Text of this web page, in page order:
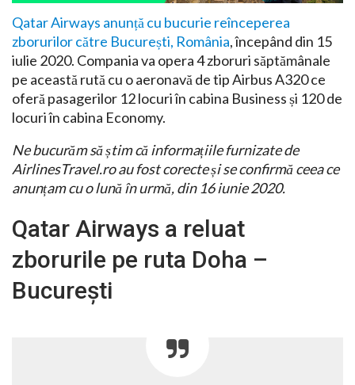
Qatar Airways anunță cu bucurie reînceperea
zborurilor către București, România, începând din 15
iulie 2020. Compania va opera 4 zboruri săptămânale
pe această rută cu o aeronavă de tip Airbus A320 ce
oferă pasagerilor 12 locuri în cabina Business și 120 de
locuri în cabina Economy.
Ne bucurăm să știm că informațiile furnizate de
AirlinesTravel.ro au fost corecte și se confirmă ceea ce
anunțam cu o lună în urmă, din 16 iunie 2020.
Qatar Airways a reluat
zborurile pe ruta Doha –
București